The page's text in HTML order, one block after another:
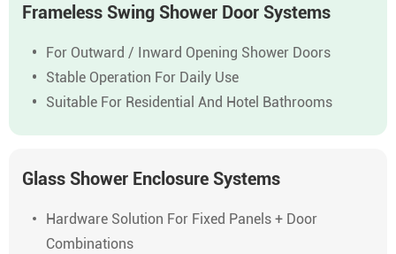
Frameless Swing Shower Door Systems
For Outward / Inward Opening Shower Doors
Stable Operation For Daily Use
Suitable For Residential And Hotel Bathrooms
Glass Shower Enclosure Systems
Hardware Solution For Fixed Panels + Door
Combinations